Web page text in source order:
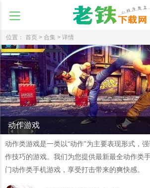
位置： 首页 > 合集 > 详情
动作游戏
动作类游戏是一类以“动作”为主要表现形式，
作技巧的游戏。我们为您提供最新最全动作类
门动作类手机游戏，享受打击带来的爽快感。